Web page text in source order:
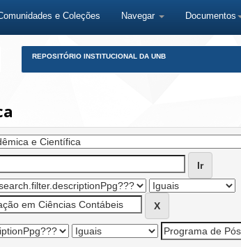
e Coleções Navegar Documentos
REPOSITÓRIO INSTITUCIONAL DA UNB